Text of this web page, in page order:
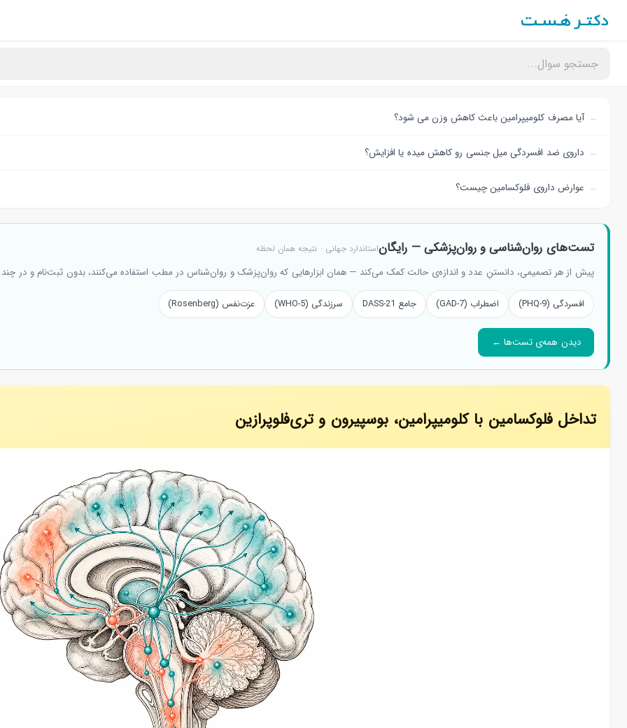
آیا مصرف کلومیپرامین باعث کاهش وزن می شود؟
داروی ضد افسردگی میل جنسی رو کاهش میده یا افزایش؟
عوارض داروی فلوکسامین چیست؟
تست‌های روان‌شناسی و روان‌پزشکی — رایگاناستاندارد جهانی · نتیجه همان لحظه
پیش از هر تصمیمی، دانستنِ عدد و اندازه‌ی حالت کمک می‌کند — همان ابزارهایی که روان‌پزشک و روان‌شناس در مطب استفاده می‌کنند، بدون ثبت‌نام و در
افسردگی (PHQ-9) اضطراب (GAD-7) جامع DASS-21 سرزندگی (WHO-5) عزت‌نفس (Rosenberg)
دیدن همه‌ی تست‌ها ←
تداخل فلوکسامین با کلومیپرامین، بوسپیرون و تری‌فلوپرازین